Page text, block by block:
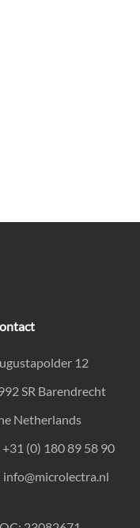
12
SR Barendrecht
Netherlands
+31 (0) 180 89 58 90
info@microlectra.nl